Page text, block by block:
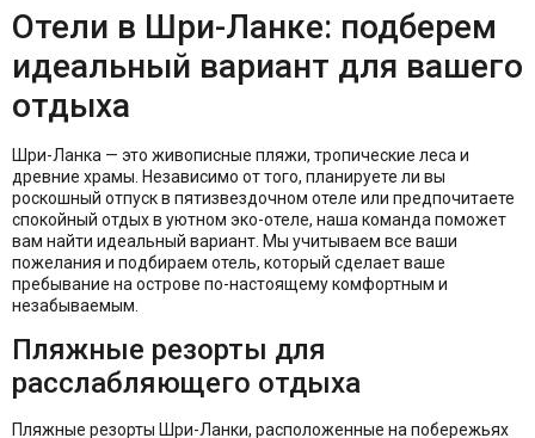
Отели в Шри-Ланке: подберем
идеальный вариант для вашего
отдыха
Шри-Ланка — это живописные пляжи, тропические леса и
древние храмы. Независимо от того, планируете ли вы
роскошный отпуск в пятизвездочном отеле или предпочитаете
спокойный отдых в уютном эко-отеле, наша команда поможет
вам найти идеальный вариант. Мы учитываем все ваши
пожелания и подбираем отель, который сделает ваше
пребывание на острове по-настоящему комфортным и
незабываемым.
Пляжные резорты для
расслабляющего отдыха
Пляжные резорты Шри-Ланки, расположенные на побережьях